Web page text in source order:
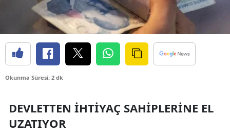
Çorum
Denizli
Diyarbakır
Edirne
Erzincan
Okunma Süresi: 2 dk
DEVLETTEN İHTIYAÇ SAHIPLERINE EL
UZATIYOR